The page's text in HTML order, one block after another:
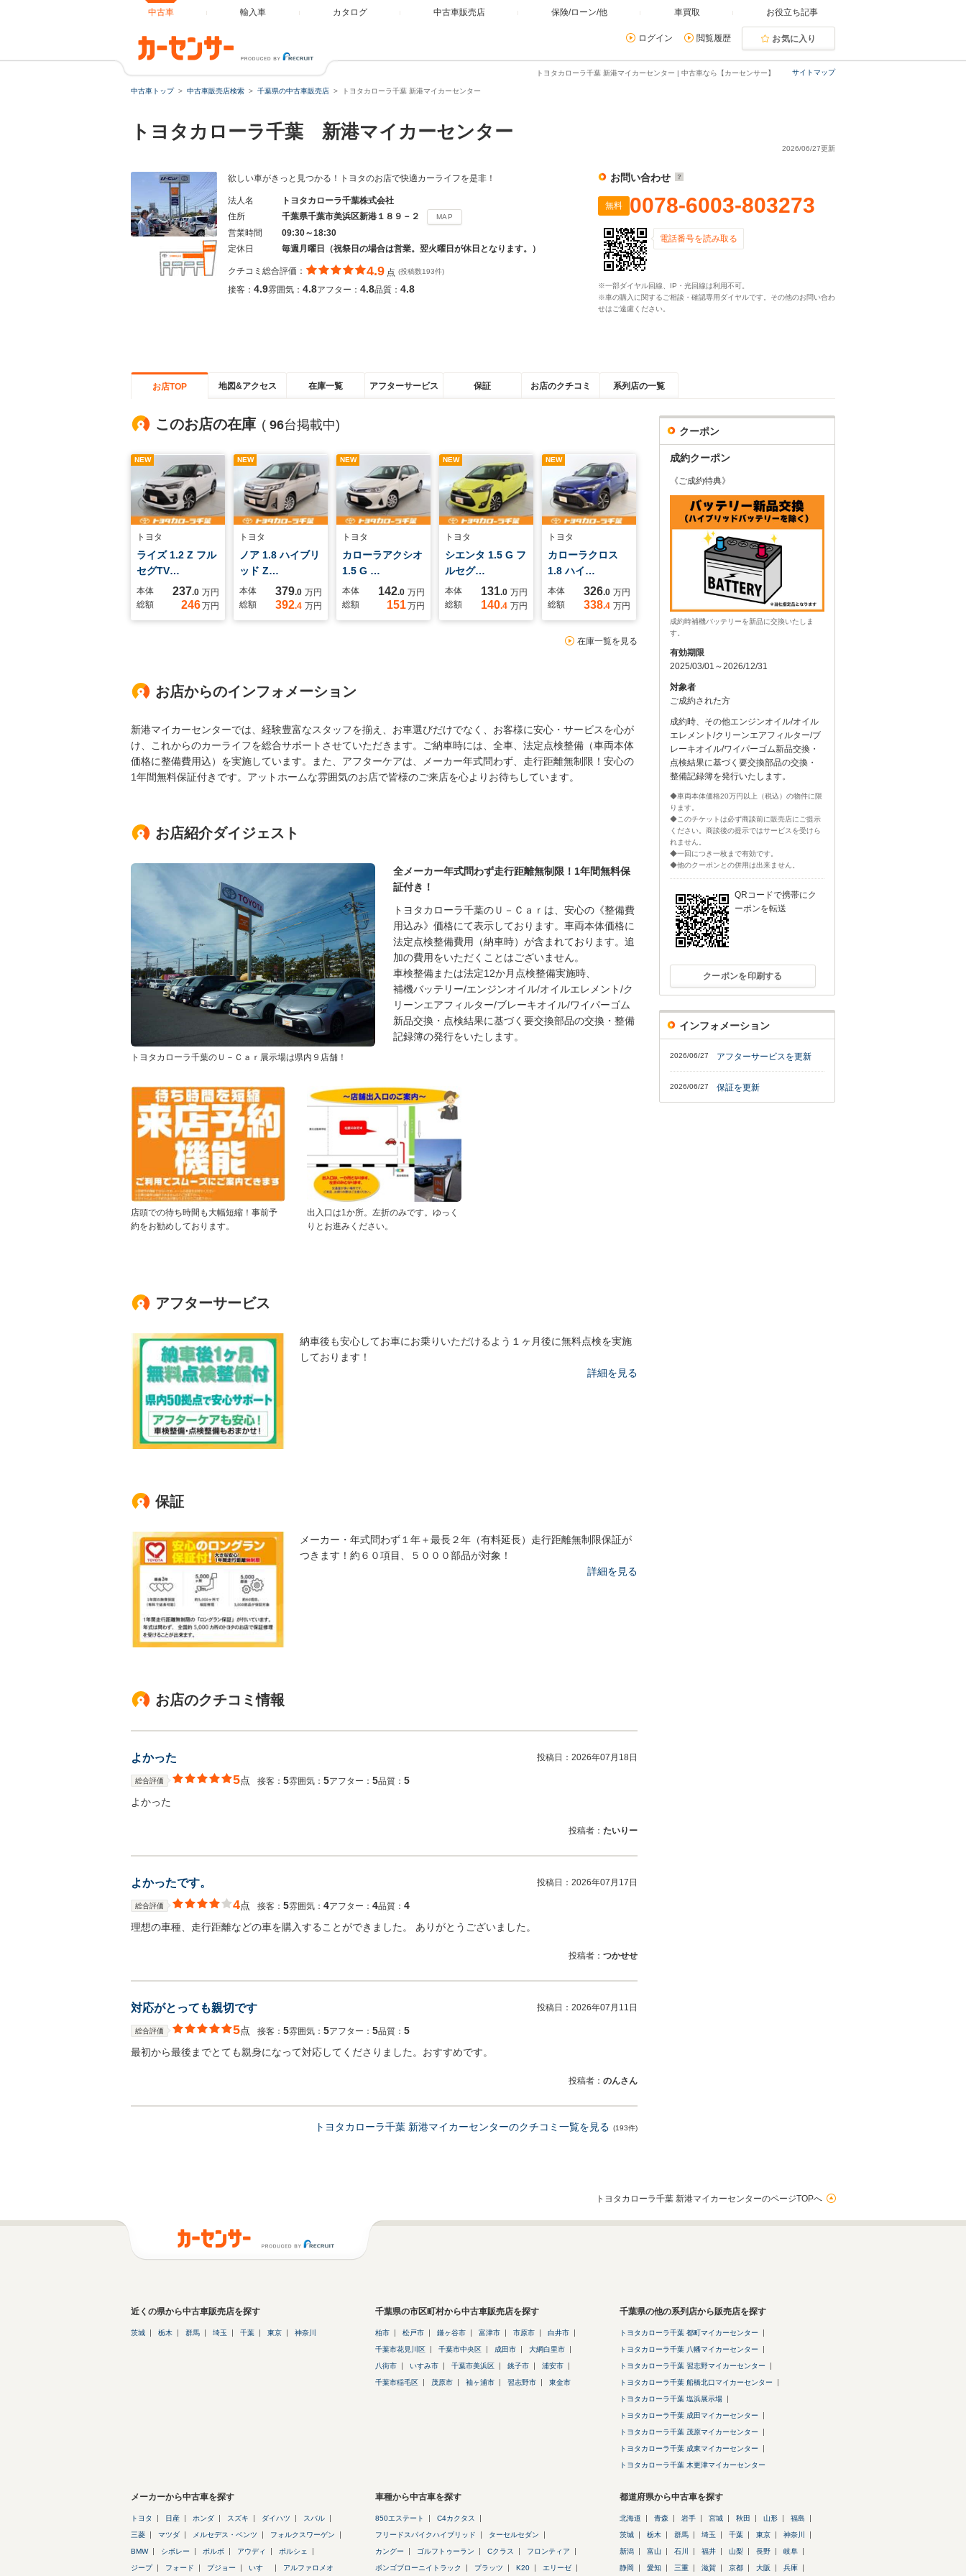
中古車 輸入車 カタログ 中古車販売店 保険/ローン/他 車買取 お役立ち記事
ログイン 閲覧履歴 お気に入り
サイトマップ
トヨタカローラ千葉 新港マイカーセンター | 中古車なら【カーセンサー】
中古車トップ 中古車販売店検索 千葉県の中古車販売店 トヨタカローラ千葉 新港マイカーセンター
トヨタカローラ千葉 新港マイカーセンター
2026/06/27更新
欲しい車がきっと見つかる！トヨタのお店で快適カーライフを是非！
法人名
トヨタカローラ千葉株式会社
住所
千葉県千葉市美浜区新港１８９－２ MAP
営業時間
09:30～18:30
定休日
毎週月曜日（祝祭日の場合は営業。翌火曜日が休日となります。）
クチコミ総合評価： 4.9 点 (投稿数193件)
接客： 4.9雰囲気： 4.8アフター： 4.8品質： 4.8
お問い合わせ
無料 0078-6003-803273
電話番号を読み取る
※一部ダイヤル回線、IP・光回線は利用不可。
※車の購入に関するご相談・確認専用ダイヤルです。その他のお問い合わ
せはご遠慮ください。
お店TOP 地図&アクセス 在庫一覧 アフターサービス 保証 お店のクチコミ 系列店の一覧
このお店の在庫 ( 96台掲載中)
NEW
トヨタ
ライズ 1.2 Z フル
セグTV…
本体 237.0 万円
総額
246万円
NEW
トヨタ
ノア 1.8 ハイブリ
ッド Z…
本体 379.0 万円
総額
392.4 万円
NEW
トヨタ
カローラアクシオ
1.5 G …
本体 142.0 万円
総額
151万円
NEW
トヨタ
シエンタ 1.5 G フ
ルセグ…
本体 131.0 万円
総額
140.4 万円
NEW
トヨタ
カローラクロス
1.8 ハイ…
本体 326.0 万円
総額
338.4 万円
在庫一覧を見る
お店からのインフォメーション
新港マイカーセンターでは、経験豊富なスタッフを揃え、お車選びだけでなく、お客様に安心・サービスを心が
け、これからのカーライフを総合サポートさせていただきます。ご納車時には、全車、法定点検整備（車両本体
価格に整備費用込）を実施しています。また、アフターケアは、メーカー年式問わず、走行距離無制限！安心の
1年間無料保証付きです。アットホームな雰囲気のお店で皆様のご来店を心よりお待ちしています。
お店紹介ダイジェスト
トヨタカローラ千葉のＵ－Ｃａｒ展示場は県内９店舗！
全メーカー年式問わず走行距離無制限！1年間無料保
証付き！
トヨタカローラ千葉のＵ－Ｃａｒは、安心の《整備費
用込み》価格にて表示しております。車両本体価格に
法定点検整備費用（納車時）が含まれております。追
加の費用をいただくことはございません。
車検整備または法定12か月点検整備実施時、
補機バッテリー/エンジンオイル/オイルエレメント/ク
リーンエアフィルター/ブレーキオイル/ワイパーゴム
新品交換・点検結果に基づく要交換部品の交換・整備
記録簿の発行をいたします。
店頭での待ち時間も大幅短縮！事前予
約をお勧めしております。
出入口は1か所。左折のみです。ゆっく
りとお進みください。
アフターサービス
納車後も安心してお車にお乗りいただけるよう１ヶ月後に無料点検を実施
しております！
詳細を見る
保証
メーカー・年式問わず１年＋最長２年（有料延長）走行距離無制限保証が
つきます！約６０項目、５０００部品が対象！
詳細を見る
お店のクチコミ情報
よかった 投稿日： 2026年07月18日
総合評価 5点 接客： 5雰囲気： 5アフター： 5品質： 5
よかった
投稿者： たいりー
よかったです。 投稿日： 2026年07月17日
総合評価 4点 接客： 5雰囲気： 4アフター： 4品質： 4
理想の車種、走行距離などの車を購入することができました。 ありがとうございました。
投稿者： つかせせ
対応がとっても親切です 投稿日： 2026年07月11日
総合評価 5点 接客： 5雰囲気： 5アフター： 5品質： 5
最初から最後までとても親身になって対応してくださりました。おすすめです。
投稿者： のんさん
トヨタカローラ千葉 新港マイカーセンターのクチコミ一覧を見る (193件)
クーポン
成約クーポン
《ご成約特典》
成約時補機バッテリーを新品に交換いたしま
す。
有効期限
2025/03/01～2026/12/31
対象者
ご成約された方
成約時、その他エンジンオイル/オイル
エレメント/クリーンエアフィルター/ブ
レーキオイル/ワイパーゴム新品交換・
点検結果に基づく要交換部品の交換・
整備記録簿を発行いたします。
◆車両本体価格20万円以上（税込）の物件に限
ります。
◆このチケットは必ず商談前に販売店にご提示
ください。商談後の提示ではサービスを受けら
れません。
◆一回につき一枚まで有効です。
◆他のクーポンとの併用は出来ません。
QRコードで携帯にク
ーポンを転送
クーポンを印刷する
インフォメーション
2026/06/27 アフターサービスを更新
2026/06/27 保証を更新
トヨタカローラ千葉 新港マイカーセンターのページTOPへ
近くの県から中古車販売店を探す
茨城 栃木 群馬 埼玉 千葉 東京 神奈川
千葉県の市区町村から中古車販売店を探す
柏市 松戸市 鎌ヶ谷市 富津市 市原市 白井市
千葉市花見川区 千葉市中央区 成田市 大網白里市
八街市 いすみ市 千葉市美浜区 銚子市 浦安市
千葉市稲毛区 茂原市 袖ヶ浦市 習志野市 東金市
千葉県の他の系列店から販売店を探す
トヨタカローラ千葉 都町マイカーセンター
トヨタカローラ千葉 八幡マイカーセンター
トヨタカローラ千葉 習志野マイカーセンター
トヨタカローラ千葉 船橋北口マイカーセンター
トヨタカローラ千葉 塩浜展示場
トヨタカローラ千葉 成田マイカーセンター
トヨタカローラ千葉 茂原マイカーセンター
トヨタカローラ千葉 成東マイカーセンター
トヨタカローラ千葉 木更津マイカーセンター
メーカーから中古車を探す
トヨタ 日産 ホンダ スズキ ダイハツ スバル
三菱 マツダ メルセデス・ベンツ フォルクスワーゲン
BMW シボレー ボルボ アウディ ポルシェ
ジープ フォード プジョー いすゞ アルファロメオ
車種から中古車を探す
850エステート C4カクタス
フリードスパイクハイブリッド ターセルセダン
カングー ゴルフトゥーラン Cクラス フロンティア
ボンゴブローニイトラック プラッツ K20 エリーゼ
都道府県から中古車を探す
北海道 青森 岩手 宮城 秋田 山形 福島
茨城 栃木 群馬 埼玉 千葉 東京 神奈川
新潟 富山 石川 福井 山梨 長野 岐阜
静岡 愛知 三重 滋賀 京都 大阪 兵庫